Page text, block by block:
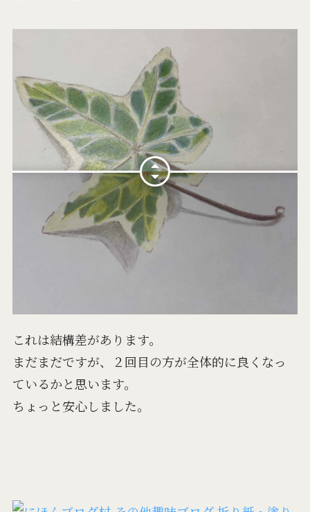
これは結構差があります。
まだまだですが、２回目の方が全体的に良くなっ
ているかと思います。
ちょっと安心しました。